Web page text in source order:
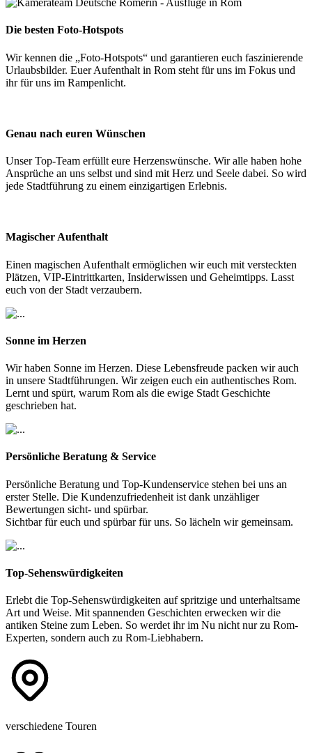
Die besten Foto-Hotspots
Wir kennen die „Foto-Hotspots“ und garantieren euch faszinierende
Urlaubsbilder. Euer Aufenthalt in Rom steht für uns im Fokus und
ihr für uns im Rampenlicht.
Genau nach euren Wünschen
Unser Top-Team erfüllt eure Herzenswünsche. Wir alle haben hohe
Ansprüche an uns selbst und sind mit Herz und Seele dabei. So wird
jede Stadtführung zu einem einzigartigen Erlebnis.
Magischer Aufenthalt
Einen magischen Aufenthalt ermöglichen wir euch mit versteckten
Plätzen, VIP-Eintrittkarten, Insiderwissen und Geheimtipps. Lasst
euch von der Stadt verzaubern.
Sonne im Herzen
Wir haben Sonne im Herzen. Diese Lebensfreude packen wir auch
in unsere Stadtführungen. Wir zeigen euch ein authentisches Rom.
Lernt und spürt, warum Rom als die ewige Stadt Geschichte
geschrieben hat.
Persönliche Beratung & Service
Persönliche Beratung und Top-Kundenservice stehen bei uns an
erster Stelle. Die Kundenzufriedenheit ist dank unzähliger
Bewertungen sicht- und spürbar.
Sichtbar für euch und spürbar für uns. So lächeln wir gemeinsam.
Top-Sehenswürdigkeiten
Erlebt die Top-Sehenswürdigkeiten auf spritzige und unterhaltsame
Art und Weise. Mit spannenden Geschichten erwecken wir die
antiken Steine zum Leben. So werdet ihr im Nu nicht nur zu Rom-
Experten, sondern auch zu Rom-Liebhabern.
verschiedene Touren